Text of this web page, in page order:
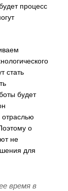
процесс
стать
будет
о
не
для
время в